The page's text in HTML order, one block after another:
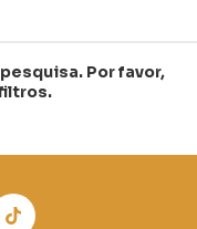
Por favor,